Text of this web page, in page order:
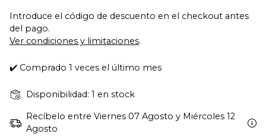
Introduce el código de descuento en el checkout antes
del pago.
Ver condiciones y limitaciones.
✔️ Comprado 1 veces el último mes
Disponibilidad: 1 en stock
Recíbelo entre Viernes 07 Agosto y Miércoles 12
Agosto